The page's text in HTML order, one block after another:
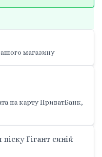
магазину
на карту ПриватБанк,
Гігант синій